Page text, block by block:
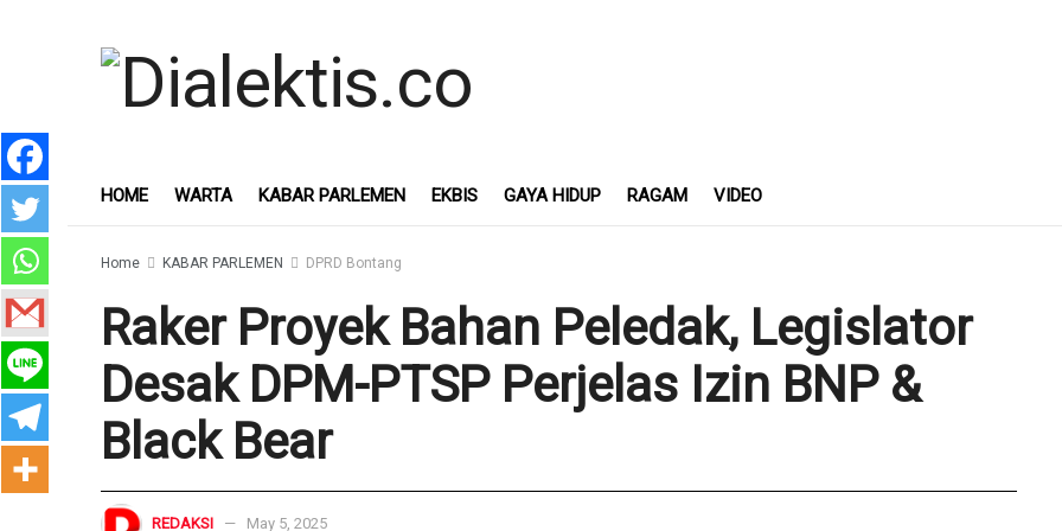
HOME WARTA KABAR PARLEMEN EKBIS GAYA HIDUP RAGAM VIDEO
Home KABAR PARLEMEN DPRD Bontang
Raker Proyek Bahan Peledak, Legislator
Desak DPM-PTSP Perjelas Izin BNP &
Black Bear
REDAKSI May 5, 2025